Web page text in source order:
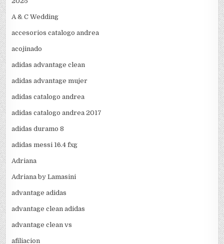
A & C Wedding
accesorios catalogo andrea
acojinado
adidas advantage clean
adidas advantage mujer
adidas catalogo andrea
adidas catalogo andrea 2017
adidas duramo 8
adidas messi 16.4 fxg
Adriana
Adriana by Lamasini
advantage adidas
advantage clean adidas
advantage clean vs
afiliacion